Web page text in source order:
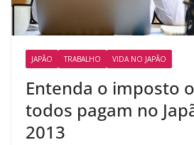
JAPÃO TRABALHO VIDA NO JAPÃO
Entenda o imposto
todos pagam no
2013